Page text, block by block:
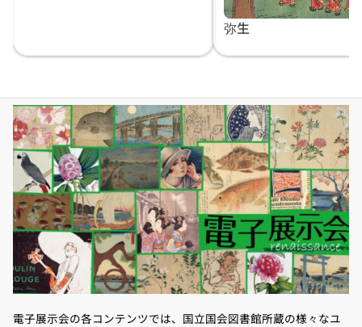
弥生
電子展示会の各コンテンツでは、国立国会図書館所蔵の様々なユ